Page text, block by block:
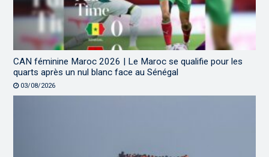
CAN féminine Maroc 2026 | Le Maroc se qualifie pour les
quarts après un nul blanc face au Sénégal
03/08/2026